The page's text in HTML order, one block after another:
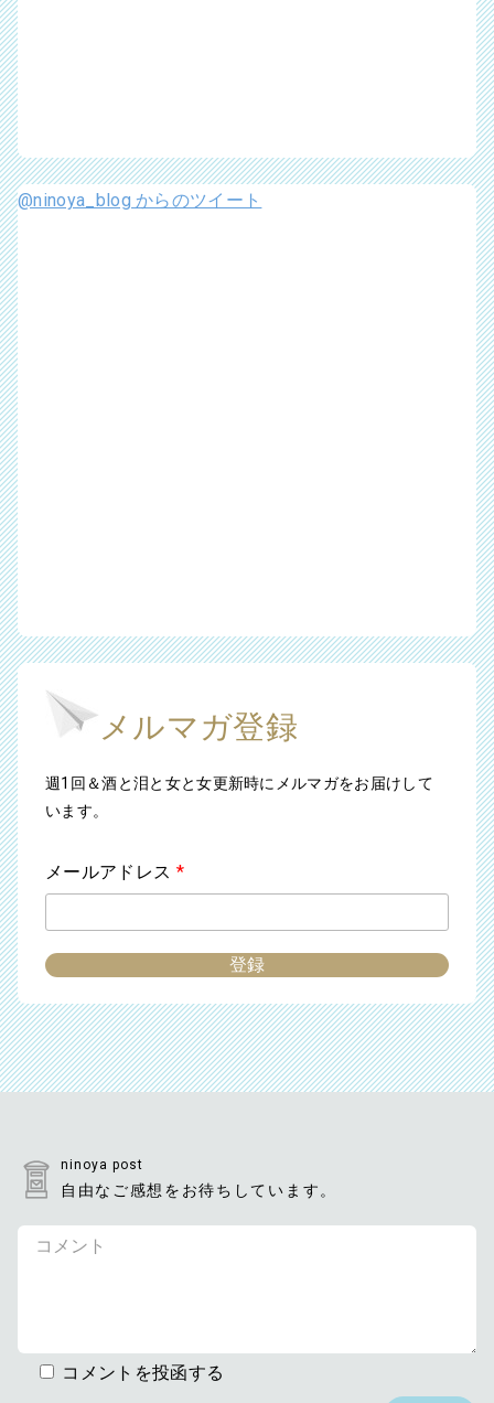
@ninoya_blog からのツイート
メルマガ登録
週1回＆酒と泪と女と女更新時にメルマガをお届けして
います。
メールアドレス *
ninoya post
自由なご感想をお待ちしています。
コメントを投函する